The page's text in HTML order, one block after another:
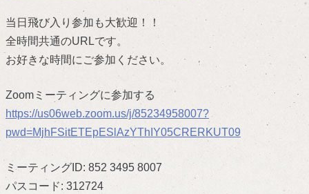
当日飛び入り参加も大歓迎！！
全時間共通のURLです。
お好きな時間にご参加ください。
Zoomミーティングに参加する
https://us06web.zoom.us/j/85234958007?
pwd=MjhFSitETEpESlAzYThIY05CRERKUT09
ミーティングID: 852 3495 8007
パスコード: 312724